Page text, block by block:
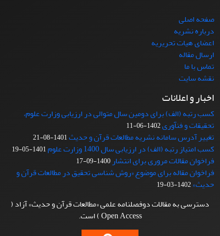
صفحه اصلی
درباره نشریه
اعضای هیات تحریریه
ارسال مقاله
تماس با ما
نقشه سایت
اخبار و اعلانات
کسب رتبه (الف) برای دومین سال متوالی در ارزیابی وزارت علوم،
تحقیقات و فنآوری1402-06-11
تغییر آدرس سامانه نشریه مطالعات قرآن و حدیث1401-08-21
کسب امتیاز رتبه (الف) در ارزیابی سال 1400 وزارت علوم 1401-05-19
فراخوان مقالات مروری برای انتشار 1400-09-17
فراخوان مقاله برای موضوع «روش شناسی تحقیق در مطالعات قرآن و
حدیث»1402-03-19
دسترسی به مقالات دوفصلنامه علمی «مطالعات قرآن و حدیث» آزاد (
Open Access ) است.